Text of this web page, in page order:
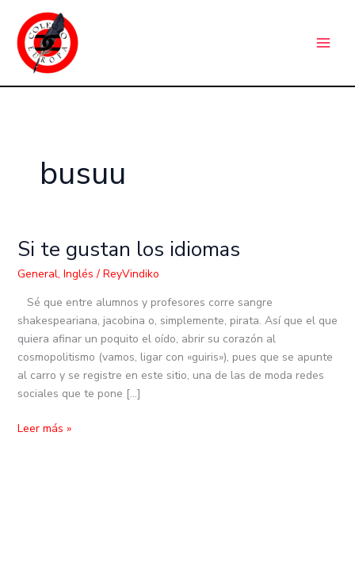
contenido
busuu
Si te gustan los idiomas
General, Inglés / ReyVindiko
Sé que entre alumnos y profesores corre sangre
shakespeariana, jacobina o, simplemente, pirata. Así que el que
quiera afinar un poquito el oído, abrir su corazón al
cosmopolitismo (vamos, ligar con «guiris»), pues que se apunte
al carro y se registre en este sitio, una de las de moda redes
sociales que te pone […]
Si
gustan
los
idiomas
Leer más »
a
t